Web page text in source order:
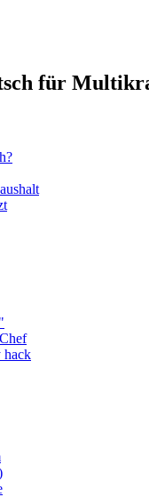
für
hack